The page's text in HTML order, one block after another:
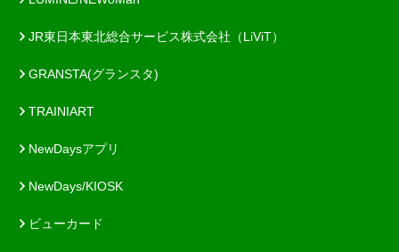
JR東日本東北総合サービス株式会社（LiViT）
GRANSTA(グランスタ)
TRAINIART
NewDaysアプリ
NewDays/KIOSK
ビューカード